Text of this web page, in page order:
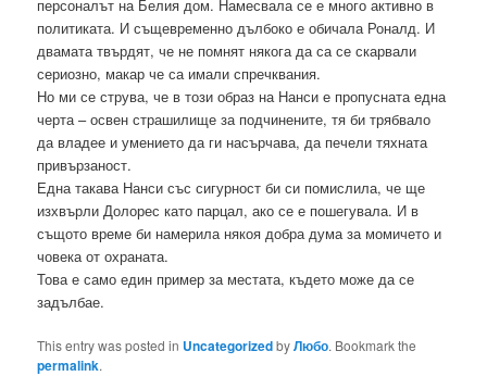
персоналът на Белия дом. Намесвала се е много активно в
политиката. И същевременно дълбоко е обичала Роналд. И
двамата твърдят, че не помнят някога да са се скарвали
сериозно, макар че са имали спречквания.
Но ми се струва, че в този образ на Нанси е пропусната една
черта – освен страшилище за подчинените, тя би трябвало
да владее и умението да ги насърчава, да печели тяхната
привързаност.
Една такава Нанси със сигурност би си помислила, че ще
изхвърли Долорес като парцал, ако се е пошегувала. И в
същото време би намерила някоя добра дума за момичето и
човека от охраната.
Това е само един пример за местата, където може да се
задълбае.
This entry was posted in UncategorizedbyЛюбо. Bookmark the
permalink.